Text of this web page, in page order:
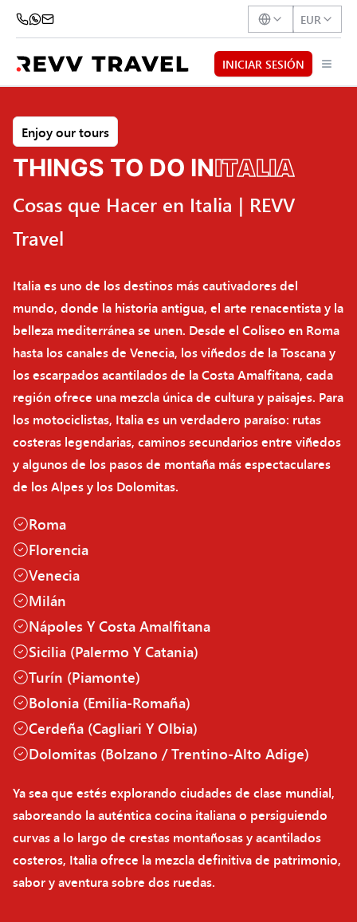
EUR
INICIAR SESIÓN
Enjoy our tours
THINGS TO DO INITALIA
Cosas que Hacer en Italia | REVV
Travel
Italia es uno de los destinos más cautivadores del
mundo, donde la historia antigua, el arte renacentista y la
belleza mediterránea se unen. Desde el Coliseo en Roma
hasta los canales de Venecia, los viñedos de la Toscana y
los escarpados acantilados de la Costa Amalfitana, cada
región ofrece una mezcla única de cultura y paisajes. Para
los motociclistas, Italia es un verdadero paraíso: rutas
costeras legendarias, caminos secundarios entre viñedos
y algunos de los pasos de montaña más espectaculares
de los Alpes y los Dolomitas.
Roma
Florencia
Venecia
Milán
Nápoles Y Costa Amalfitana
Sicilia (Palermo Y Catania)
Turín (Piamonte)
Bolonia (Emilia-Romaña)
Cerdeña (Cagliari Y Olbia)
Dolomitas (Bolzano / Trentino-Alto Adige)
Ya sea que estés explorando ciudades de clase mundial,
saboreando la auténtica cocina italiana o persiguiendo
curvas a lo largo de crestas montañosas y acantilados
costeros, Italia ofrece la mezcla definitiva de patrimonio,
sabor y aventura sobre dos ruedas.